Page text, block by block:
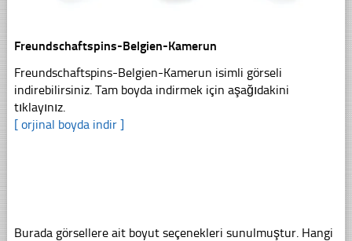
Freundschaftspins-Belgien-Kamerun
Freundschaftspins-Belgien-Kamerun isimli görseli
indirebilirsiniz. Tam boyda indirmek için aşağıdakini
tıklayınız.
[ orjinal boyda indir ]
Burada görsellere ait boyut seçenekleri sunulmuştur. Hangi